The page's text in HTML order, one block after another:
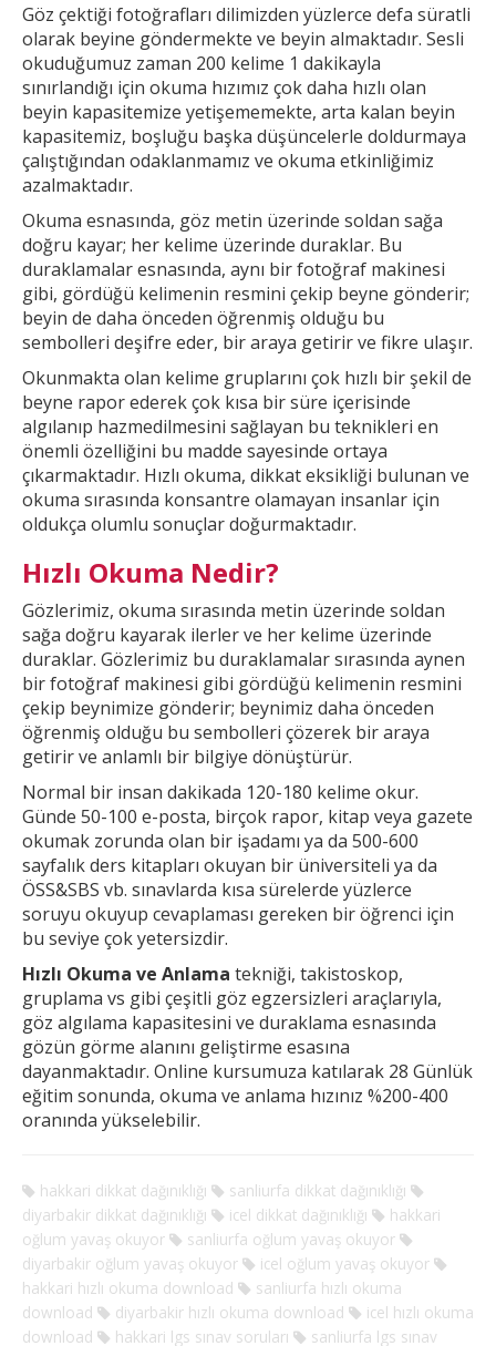
Göz çektiği fotoğrafları dilimizden yüzlerce defa süratli
olarak beyine göndermekte ve beyin almaktadır. Sesli
okuduğumuz zaman 200 kelime 1 dakikayla
sınırlandığı için okuma hızımız çok daha hızlı olan
beyin kapasitemize yetişememekte, arta kalan beyin
kapasitemiz, boşluğu başka düşüncelerle doldurmaya
çalıştığından odaklanmamız ve okuma etkinliğimiz
azalmaktadır.
Okuma esnasında, göz metin üzerinde soldan sağa
doğru kayar; her kelime üzerinde duraklar. Bu
duraklamalar esnasında, aynı bir fotoğraf makinesi
gibi, gördüğü kelimenin resmini çekip beyne gönderir;
beyin de daha önceden öğrenmiş olduğu bu
sembolleri deşifre eder, bir araya getirir ve fikre ulaşır.
Okunmakta olan kelime gruplarını çok hızlı bir şekil de
beyne rapor ederek çok kısa bir süre içerisinde
algılanıp hazmedilmesini sağlayan bu teknikleri en
önemli özelliğini bu madde sayesinde ortaya
çıkarmaktadır. Hızlı okuma, dikkateksikliği bulunan ve
okuma sırasında konsantre olamayan insanlar için
oldukça olumlu sonuçlar doğurmaktadır.
Hızlı Okuma Nedir?
Gözlerimiz, okuma sırasında metin üzerinde soldan
sağa doğru kayarak ilerler ve her kelime üzerinde
duraklar. Gözlerimiz bu duraklamalar sırasında aynen
bir fotoğraf makinesi gibi gördüğü kelimenin resmini
çekip beynimize gönderir; beynimiz daha önceden
öğrenmiş olduğu bu sembolleri çözerek bir araya
getirir ve anlamlı bir bilgiye dönüştürür.
Normal bir insan dakikada 120-180 kelime okur.
Günde 50-100 e-posta, birçok rapor, kitap veya gazete
okumak zorunda olan bir işadamı ya da 500-600
sayfalık ders kitapları okuyan bir üniversiteli ya da
ÖSS&SBS vb. sınavlarda kısa sürelerde yüzlerce
soruyu okuyup cevaplaması gereken bir öğrenci için
bu seviye çok yetersizdir.
Hızlı Okuma ve Anlama tekniği, takistoskop,
gruplama vs gibi çeşitli göz egzersizleri araçlarıyla,
göz algılama kapasitesini ve duraklama esnasında
gözün görme alanını geliştirme esasına
dayanmaktadır. Online kursumuza katılarak 28 Günlük
eğitim sonunda, okuma ve anlama hızınız %200-400
oranında yükselebilir.
hakkari dikkat dağınıklığı
sanliurfa dikkat dağınıklığı
diyarbakir dikkat dağınıklığı
icel dikkat dağınıklığı
hakkari
oğlum yavaş okuyor
sanliurfa oğlum yavaş okuyor
diyarbakir oğlum yavaş okuyor
icel oğlum yavaş okuyor
hakkari hızlı okuma download
sanliurfa hızlı okuma
download
diyarbakir hızlı okuma download
icel hızlı okuma
download
hakkari lgs sınav soruları sanliurfa lgs sınav